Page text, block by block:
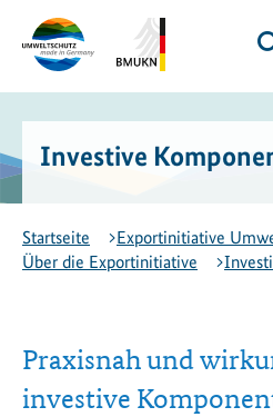
Hauptinhalt
springen
Hauptnavigation
springen
-
zur
Startseite
Klimaschutz,
nukleare
Sicherheit
(BMUKN)
Seite
des
BMUKN
Investive
Startseite
Exportinitiative
Über die Exportinitiative
Praxisnah und
investive